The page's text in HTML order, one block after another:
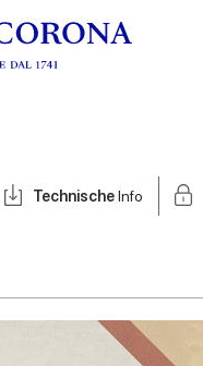
TechnischeInfo